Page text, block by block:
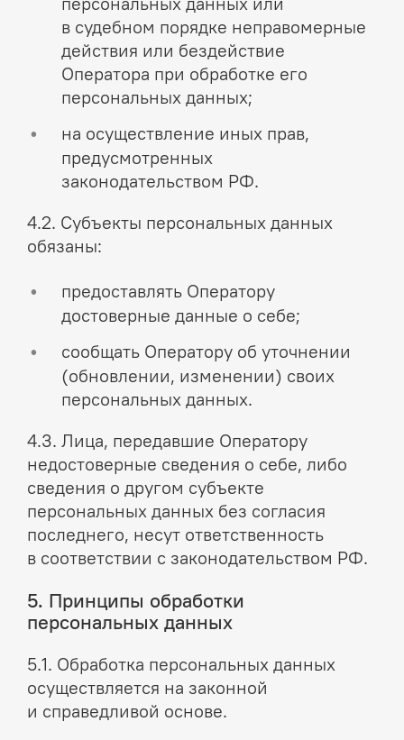
в судебном порядке неправомерные
действия или бездействие
Оператора при обработке его
персональных данных;
на осуществление иных прав,
предусмотренных
законодательством РФ.
4.2. Субъекты персональных данных
обязаны:
предоставлять Оператору
достоверные данные о себе;
сообщать Оператору об уточнении
(обновлении, изменении) своих
персональных данных.
4.3. Лица, передавшие Оператору
недостоверные сведения о себе, либо
сведения о другом субъекте
персональных данных без согласия
последнего, несут ответственность
в соответствии с законодательством РФ.
5. Принципы обработки
персональных данных
5.1. Обработка персональных данных
осуществляется на законной
и справедливой основе.